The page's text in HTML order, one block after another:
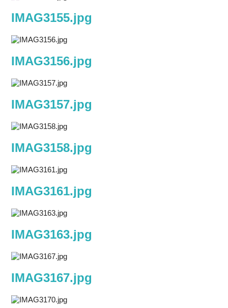
IMAG3155.jpg
IMAG3156.jpg
IMAG3157.jpg
IMAG3158.jpg
IMAG3161.jpg
IMAG3163.jpg
IMAG3167.jpg